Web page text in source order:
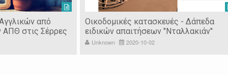
από
ΑΠΘ στις Σέρρες
Οικοδομικές κατασκευές - Δάπεδα
ειδικών απαιτήσεων "Νταλλακιάν"
Unknown 2020-10-02